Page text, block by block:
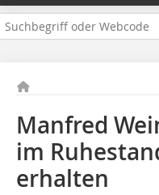
Manfred
im
erhalten